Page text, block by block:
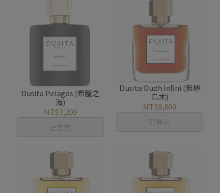
Dusita Pelagos (希臘之
海)
NT$7,200
已售完
Dusita Oudh Infini (無極
烏木)
NT$9,600
已售完